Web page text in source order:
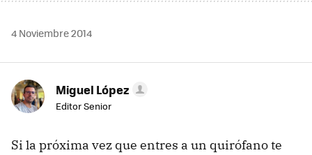
4 Noviembre 2014
Miguel López
Editor Senior
Si la próxima vez que entres a un quirófano te